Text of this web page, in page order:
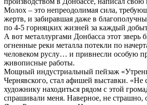
Молох – это непреодолимая сила,
жертв, и забиравшая даже в
по 4-5 горняцких жизней за каждый
А вот металлургами Донбасса этот зверь
огненные реки металла потекли по
человеком руслу… и привнесли особую
живописные работы.
Мощный индустриальный пейзаж
Чернявского, стал афишей выставки. «Не
художнику находиться рядом с этой
спрашивали меня. Наверное, не страшно,